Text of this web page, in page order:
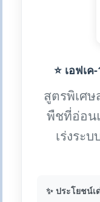
⭐ เอฟเ
สูตรพิเศ
พืชที่อ่อน
เร่งระ
✨ ประโยชน์เ